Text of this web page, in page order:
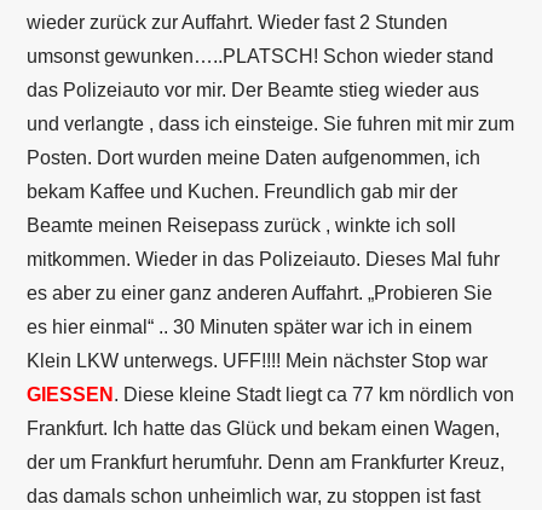
wieder zurück zur Auffahrt. Wieder fast 2 Stunden
umsonst gewunken…..PLATSCH! Schon wieder stand
das Polizeiauto vor mir. Der Beamte stieg wieder aus
und verlangte , dass ich einsteige. Sie fuhren mit mir zum
Posten. Dort wurden meine Daten aufgenommen, ich
bekam Kaffee und Kuchen. Freundlich gab mir der
Beamte meinen Reisepass zurück , winkte ich soll
mitkommen. Wieder in das Polizeiauto. Dieses Mal fuhr
es aber zu einer ganz anderen Auffahrt. „Probieren Sie
es hier einmal“ .. 30 Minuten später war ich in einem
Klein LKW unterwegs. UFF!!!! Mein nächster Stop war
GIESSEN . Diese kleine Stadt liegt ca 77 km nördlich von
Frankfurt. Ich hatte das Glück und bekam einen Wagen,
der um Frankfurt herumfuhr. Denn am Frankfurter Kreuz,
das damals schon unheimlich war, zu stoppen ist fast